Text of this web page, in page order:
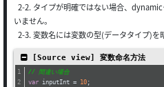
2-2. タイプが明確ではない場合、
いません。
2-3. 変数名には変数の型(データタイプ)を
[Source view] 変数命名方法
// 間違い場合
var inputInt = 10 ;